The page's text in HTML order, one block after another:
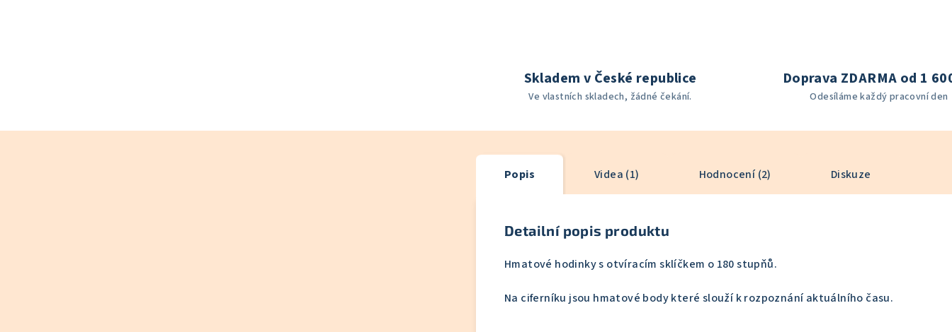
Skladem v České republice
Ve vlastních skladech, žádné čekání.
Doprava ZDARMA od 1
Odesíláme každý pracovní den
Popis Videa (1) Hodnocení (2) Diskuze
Detailní popis produktu
Hmatové hodinky s otvíracím sklíčkem o 180 stupňů.
Na ciferníku jsou hmatové body které slouží k rozpoznání aktuálního času.